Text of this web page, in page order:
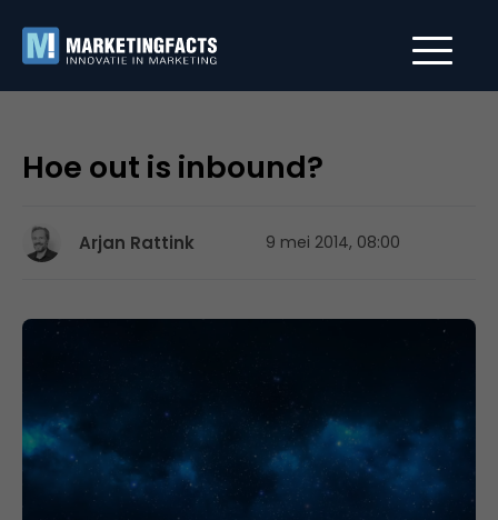
Hoe out is inbound?
Arjan Rattink 9 mei 2014, 08:00